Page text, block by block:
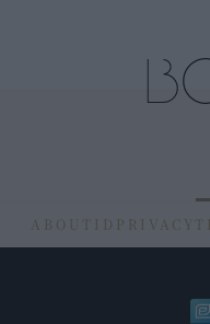
ABOUT ID PRIVACY